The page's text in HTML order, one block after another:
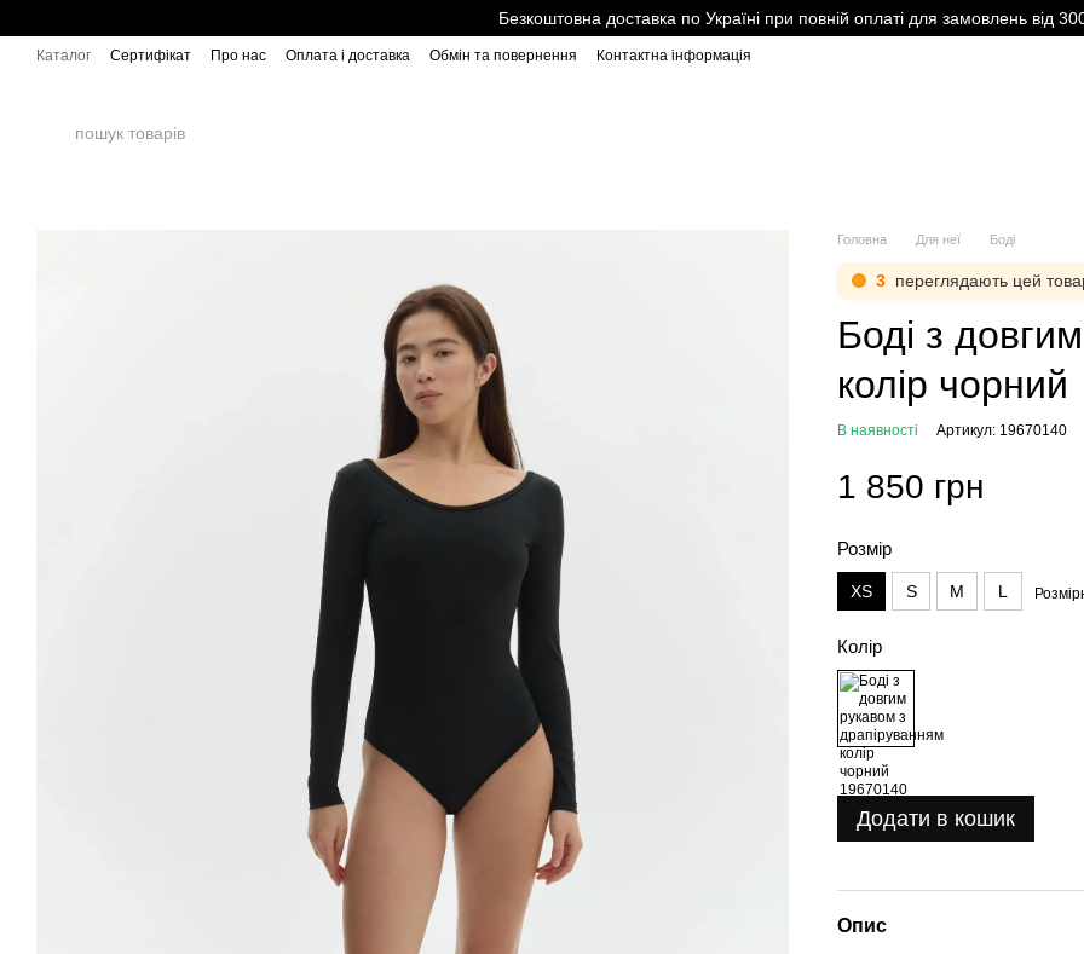
Безкоштовна доставка по Україні при повній оплаті для замовлень від
Каталог Сертифікат Про нас Оплата і доставка Обмін та повернення Контактна інформація
Головна Для неї Боді
3 переглядають цей
Боді з
колір чорний
В наявності Артикул: 19670140
1 850 грн
Розмір
XS S M L
Колір
Додати в кошик
Опис